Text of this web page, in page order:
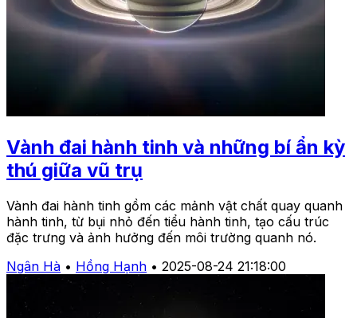
Vành đai hành tinh và những bí ẩn kỳ
thú giữa vũ trụ
Vành đai hành tinh gồm các mảnh vật chất quay quanh
hành tinh, từ bụi nhỏ đến tiểu hành tinh, tạo cấu trúc
đặc trưng và ảnh hưởng đến môi trường quanh nó.
Ngân Hà • Hồng Hạnh • 2025-08-24 21:18:00